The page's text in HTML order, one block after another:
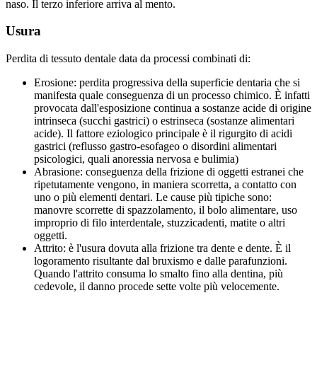
naso. Il terzo inferiore arriva al mento.
Usura
Perdita di tessuto dentale data da processi combinati di:
Erosione: perdita progressiva della superficie dentaria che si
manifesta quale conseguenza di un processo chimico. È infatti
provocata dall'esposizione continua a sostanze acide di origine
intrinseca (succhi gastrici) o estrinseca (sostanze alimentari
acide). Il fattore eziologico principale è il rigurgito di acidi
gastrici (reflusso gastro-esofageo o disordini alimentari
psicologici, quali anoressia nervosa e bulimia)
Abrasione: conseguenza della frizione di oggetti estranei che
ripetutamente vengono, in maniera scorretta, a contatto con
uno o più elementi dentari. Le cause più tipiche sono:
manovre scorrette di spazzolamento, il bolo alimentare, uso
improprio di filo interdentale, stuzzicadenti, matite o altri
oggetti.
Attrito: è l'usura dovuta alla frizione tra dente e dente. È il
logoramento risultante dal bruxismo e dalle parafunzioni.
Quando l'attrito consuma lo smalto fino alla dentina, più
cedevole, il danno procede sette volte più velocemente.